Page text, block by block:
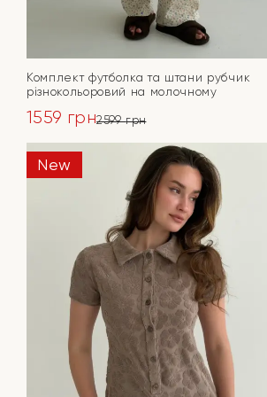
Комплект футболка та штани рубчик
різнокольоровий на молочному
2599грн
Оригінальна
ціна:
2599 грн.
1559 грн
Поточна
ціна:
1559 грн.
ПЕРЕЙТИ
New